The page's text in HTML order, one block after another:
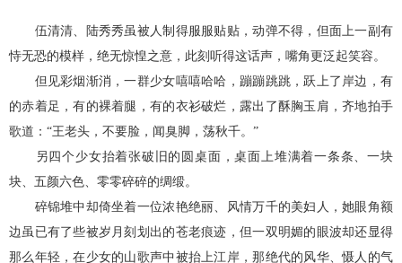
伍清清、陆秀秀虽被人制得服服贴贴，动弹不得，但面上一副有
恃无恐的模样，绝无惊惶之意，此刻听得这话声，嘴角更泛起笑容。
但见彩烟渐消，一群少女嘻嘻哈哈，蹦蹦跳跳，跃上了岸边，有
的赤着足，有的裸着腿，有的衣衫破烂，露出了酥胸玉肩，齐地拍手
歌道：“王老头，不要脸，闻臭脚，荡秋千。”
另四个少女抬着张破旧的圆桌面，桌面上堆满着一条条、一块
块、五颜六色、零零碎碎的绸缎。
碎锦堆中却倚坐着一位浓艳绝丽、风情万千的美妇人，她眼角额
边虽已有了些被岁月刻划出的苍老痕迹，但一双明媚的眼波却还显得
那么年轻，在少女的山歌声中被抬上江岸，那绝代的风华、慑人的气